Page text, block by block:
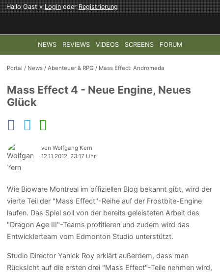
Hallo Gast »LoginoderRegistrierung
NEWS REVIEWS VIDEOS SCREENS FORUM
TOP-THEMEN: COD: MODERN WARFARE 4 HALO:
Portal / News /Abenteuer & RPG / Mass Effect: Andromeda
Mass Effect 4 - Neue Engine, Neues
Glück
von Wolfgang Kern
12.11.2012, 23:17 Uhr
Wie Bioware Montreal im offiziellen Blog bekannt gibt, wird der
vierte Teil der "Mass Effect"-Reihe auf der Frostbite-Engine
laufen. Das Spiel soll von der bereits geleisteten Arbeit des
"Dragon Age III"-Teams profitieren und zudem wird das
Entwicklerteam vom Edmonton Studio unterstützt.
Studio Director Yanick Roy erklärt außerdem, dass man
Rücksicht auf die ersten drei "Mass Effect"-Teile nehmen wird,